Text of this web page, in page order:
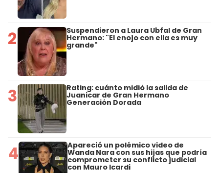
2 Suspendieron a Laura Ubfal de Gran
Hermano: "El enojo con ella es muy
grande"
3 Rating: cuánto midió la salida de
Juanicar de Gran Hermano
Generación Dorada
4 Apareció un polémico video de
Wanda Nara con sus hijas que podría
comprometer su conflicto judicial
con Mauro Icardi